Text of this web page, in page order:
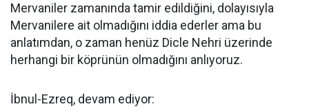
Mervaniler zamanında tamir edildiğini, dolayısıyla
Mervanilere ait olmadığını iddia ederler ama bu
anlatımdan, o zaman henüz Dicle Nehri üzerinde
herhangi bir köprünün olmadığını anlıyoruz.
İbnul-Ezreq, devam ediyor: